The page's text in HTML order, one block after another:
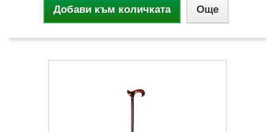
Добави към количката Още